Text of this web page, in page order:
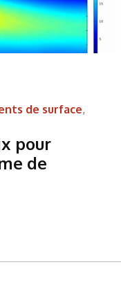
de surface,
pour
de